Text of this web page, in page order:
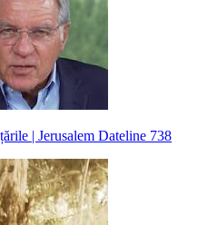
| Jerusalem Dateline 738